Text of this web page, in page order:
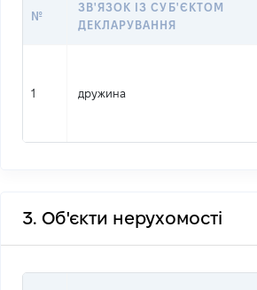
№
ЗВ'ЯЗОК ІЗ СУБ'ЄКТОМ
ДЕКЛАРУВАННЯ
1 дружина
3. Об'єкти нерухомості